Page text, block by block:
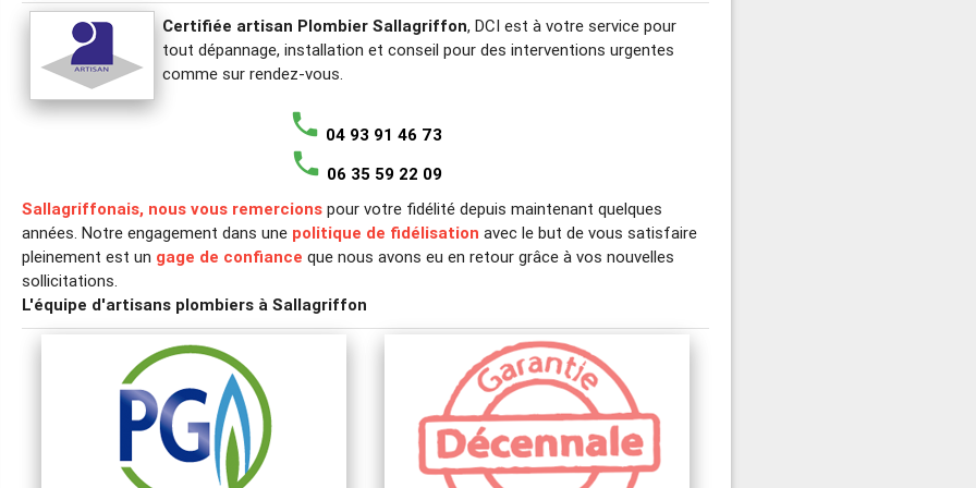
Certifiée artisan Plombier Sallagriffon, DCI est à votre service pour
tout dépannage, installation et conseil pour des interventions urgentes
comme sur rendez-vous.
phone 04 93 91 46 73
phone 06 35 59 22 09
Sallagriffonais, nous vous remercions pour votre fidélité depuis maintenant quelques
années. Notre engagement dans une politique de fidélisation avec le but de vous satisfaire
pleinement est un gage de confiance que nous avons eu en retour grâce à vos nouvelles
sollicitations.
L'équipe d'artisans plombiers à Sallagriffon